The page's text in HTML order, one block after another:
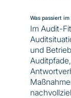
Was passiert
Im Audit-
und